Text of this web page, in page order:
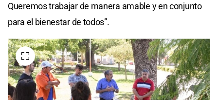
Queremos trabajar de manera amable y en conjunto
para el bienestar de todos”.